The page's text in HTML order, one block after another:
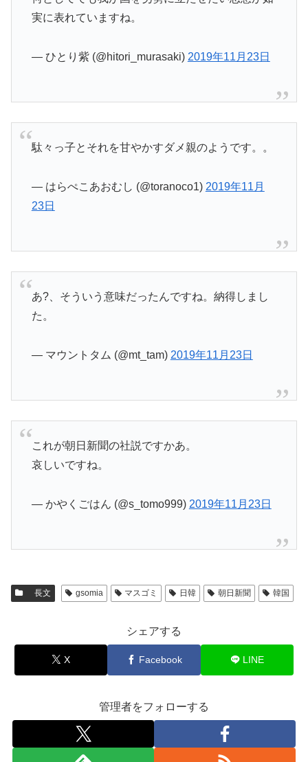
実に表れていますね。
— ひとり紫 (@hitori_murasaki) 2019年11月23日
駄々っ子とそれを甘やかすダメ親のようです。。
— はらぺこあおむし (@toranoco1) 2019年11月
23日
あ?、そういう意味だったんですね。納得しまし
た。
— マウントタム (@mt_tam) 2019年11月23日
これが朝日新聞の社説ですかあ。
哀しいですね。
— かやくごはん (@s_tomo999) 2019年11月23日
長文 gsomia マスゴミ 日韓 朝日新聞 韓国
シェアする
X Facebook LINE
管理者をフォローする